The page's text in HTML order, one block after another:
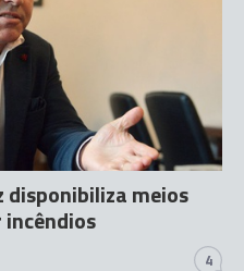
disponibiliza meios
4